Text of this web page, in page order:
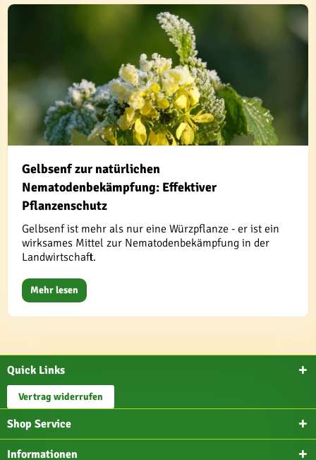
Gelbsenf zur natürlichen
Nematodenbekämpfung: Effektiver
Pflanzenschutz
Gelbsenf ist mehr als nur eine Würzpflanze - er ist ein
wirksames Mittel zur Nematodenbekämpfung in der
Landwirtschaft.
Mehr lesen
Quick Links
Vertrag widerrufen
Shop Service
Informationen